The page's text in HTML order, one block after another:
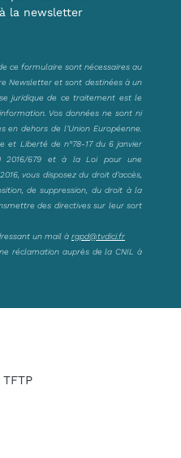
la newsletter
ce formulaire sont nécessaires au
Newsletter et sont destinées à un
juridique de ce traitement est le
Vos données ne sont ni
en dehors de l’Union Européenne.
et Liberté de n°78-17 du 6 janvier
2016/679 et à la Loi pour une
vous disposez du droit d’accès,
de suppression, du droit à la
des directives sur leur sort
un mail à rgpd@tvdici.fr
réclamation auprès de la CNIL à